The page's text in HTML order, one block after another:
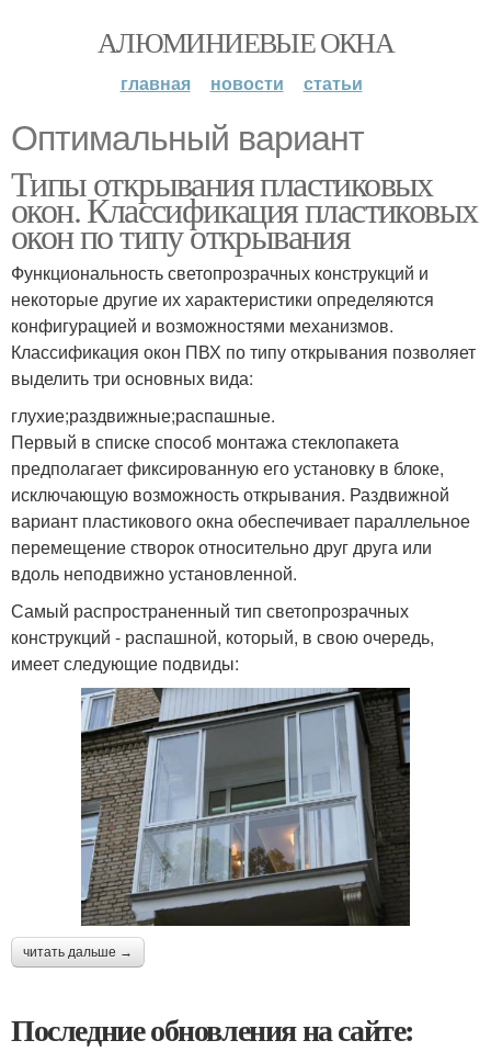
АЛЮМИНИЕВЫЕ ОКНА
главная новости статьи
Оптимальный вариант
Типы открывания пластиковых
окон. Классификация пластиковых
окон по типу открывания
Функциональность светопрозрачных конструкций и
некоторые другие их характеристики определяются
конфигурацией и возможностями механизмов.
Классификация окон ПВХ по типу открывания позволяет
выделить три основных вида:
глухие;раздвижные;распашные.
Первый в списке способ монтажа стеклопакета
предполагает фиксированную его установку в блоке,
исключающую возможность открывания. Раздвижной
вариант пластикового окна обеспечивает параллельное
перемещение створок относительно друг друга или
вдоль неподвижно установленной.
Самый распространенный тип светопрозрачных
конструкций - распашной, который, в свою очередь,
имеет следующие подвиды:
читать дальше →
Последние обновления на сайте: